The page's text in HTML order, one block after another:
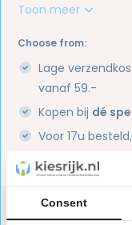
Toon meer
Choose from:
Lage
vanaf 59.-
Kopen bij dé
Voor 17u besteld,
1 miljoen+
Consent